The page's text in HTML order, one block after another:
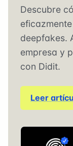
Descubre
deepfakes.
empresa y
con Didit.
Leer